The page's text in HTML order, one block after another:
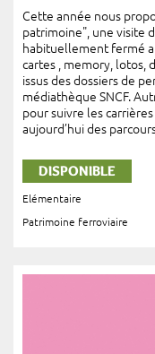
Cette année nous
patrimoine", une visite
habituellement fermé
cartes , memory, lotos,
issus des dossiers de
médiathèque SNCF.
pour suivre les
aujourd’hui des
DISPONIBLE
Elémentaire
Patrimoine ferroviaire